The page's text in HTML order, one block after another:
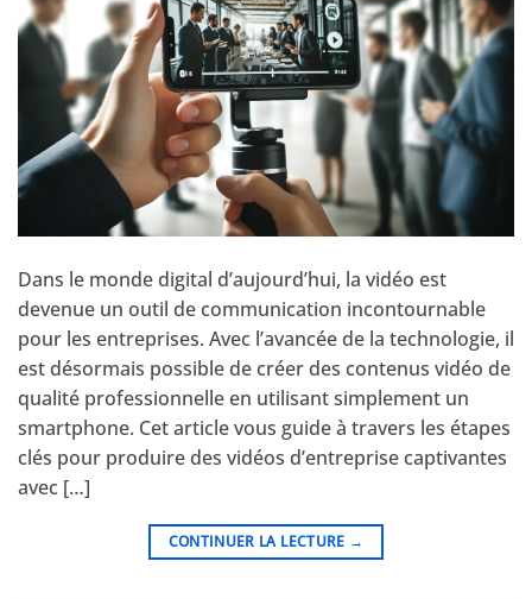
Dans le monde digital d’aujourd’hui, la vidéo est
devenue un outil de communication incontournable
pour les entreprises. Avec l’avancée de la technologie, il
est désormais possible de créer des contenus vidéo de
qualité professionnelle en utilisant simplement un
smartphone. Cet article vous guide à travers les étapes
clés pour produire des vidéos d’entreprise captivantes
avec […]
CONTINUER LA LECTURE →